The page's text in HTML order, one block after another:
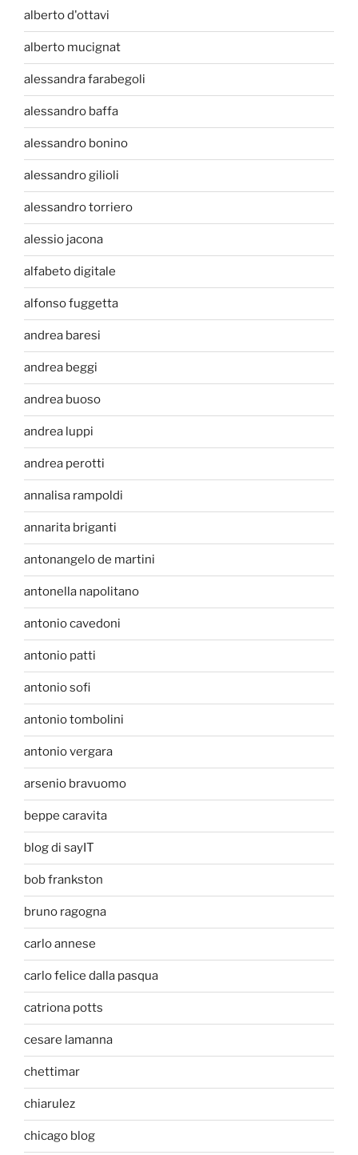
alberto d'ottavi
alberto mucignat
alessandra farabegoli
alessandro baffa
alessandro bonino
alessandro gilioli
alessandro torriero
alessio jacona
alfabeto digitale
alfonso fuggetta
andrea baresi
andrea beggi
andrea buoso
andrea luppi
andrea perotti
annalisa rampoldi
annarita briganti
antonangelo de martini
antonella napolitano
antonio cavedoni
antonio patti
antonio sofi
antonio tombolini
antonio vergara
arsenio bravuomo
beppe caravita
blog di sayIT
bob frankston
bruno ragogna
carlo annese
carlo felice dalla pasqua
catriona potts
cesare lamanna
chettimar
chiarulez
chicago blog